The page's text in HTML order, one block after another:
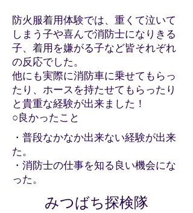
防火服着用体験では、重くて泣いて
しまう子や喜んで消防士になりきる
子、着用を嫌がる子など皆それぞれ
の反応でした。
他にも実際に消防車に乗せてもらっ
たり、ホースを持たせてもらったり
と貴重な経験が出来ました！
○良かったこと
・普段なかなか出来ない経験が出来
た。
・消防士の仕事を知る良い機会にな
った。
みつばち探検隊